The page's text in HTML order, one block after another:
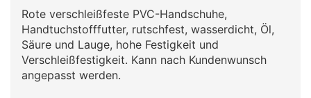
Rote verschleißfeste PVC-Handschuhe,
Handtuchstofffutter, rutschfest, wasserdicht, Öl,
Säure und Lauge, hohe Festigkeit und
Verschleißfestigkeit. Kann nach Kundenwunsch
angepasst werden.